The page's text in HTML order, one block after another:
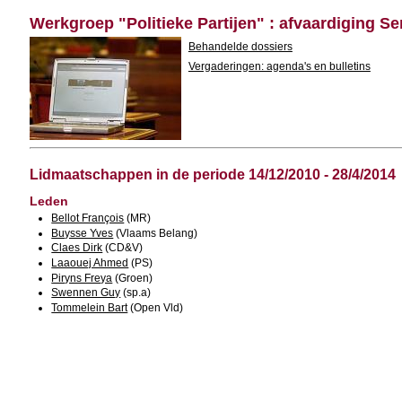
Werkgroep "Politieke Partijen" : afvaardiging
Behandelde dossiers
Vergaderingen: agenda's en bulletins
Lidmaatschappen in de periode 14/12/2010 - 28/4/2014
Leden
Bellot François (MR)
Buysse Yves (Vlaams Belang)
Claes Dirk (CD&V)
Laaouej Ahmed (PS)
Piryns Freya (Groen)
Swennen Guy (sp.a)
Tommelein Bart(Open Vld)